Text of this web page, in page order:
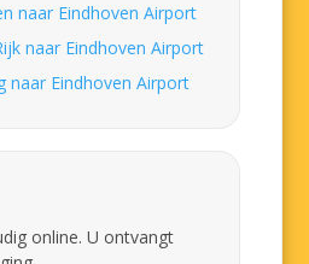
naar Eindhoven Airport
naar Eindhoven Airport
naar Eindhoven Airport
online. U ontvangt